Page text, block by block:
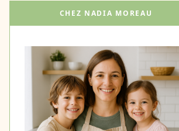
CHEZ NADIA MOREAU